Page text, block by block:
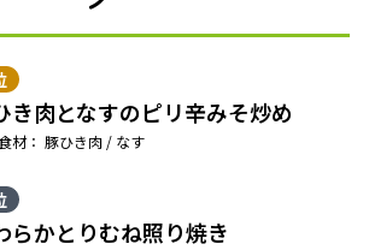
き肉となすのピリ辛みそ炒め
材： 豚ひき肉 / なす
らかとりむね照り焼き